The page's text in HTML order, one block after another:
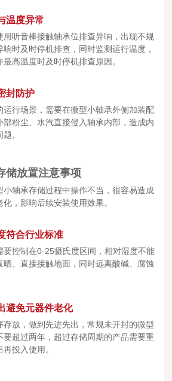
温度异常
用听音棒接触轴承位排查异响，出现不规
时及时停机排查，同时监测运行温度，
高温度时及时停机排查原因。
封防护
运行场景，需要在微型小轴承外侧加装配
部粉尘、水汽直接侵入轴承内部，造成内
。
储放置注意事项
小轴承存储过程中操作不当，很容易造成
，影响后续安装使用效果。
符合行业标准
要控制在0-25摄氏度区间，相对湿度不能
晒、直接接触地面，同时远离酸碱、腐蚀
避免元器件老化
存放，做到先进先出，常规未开封的微型
要超过两年，超过存储周期的产品需要重
投入使用。